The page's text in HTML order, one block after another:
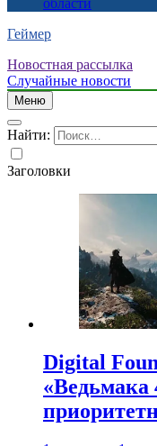
области
Геймер
Новостная рассылка
Случайные новости
Меню
Найти:
Заголовки
Digital
«Ведьмака